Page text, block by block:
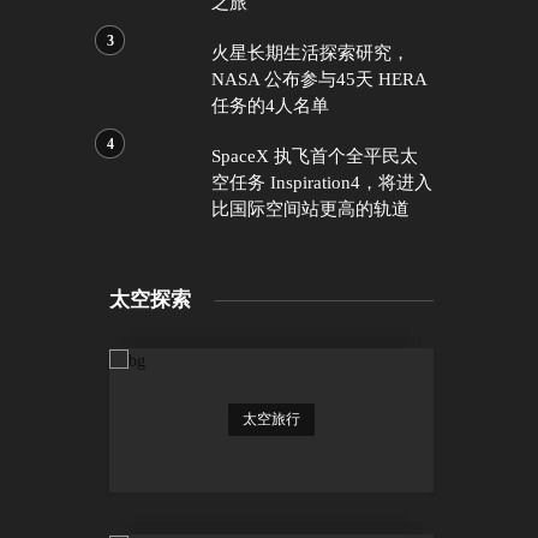
火星长期生活探索研究，
NASA 公布参与45天 HERA
任务的4人名单
SpaceX 执飞首个全平民太
空任务 Inspiration4，将进入
比国际空间站更高的轨道
太空探索
太空旅行